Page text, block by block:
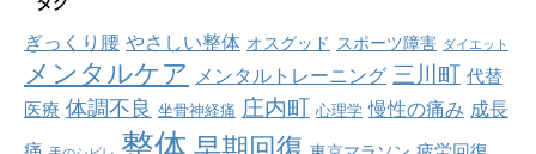
ぎっくり腰 やさしい整体 オスグッド スポーツ障害 ダイエット
メンタルケア メンタルトレーニング 三川町 代替
医療 体調不良 坐骨神経痛 庄内町 心理学 慢性の痛み 成長
整体 早期回復